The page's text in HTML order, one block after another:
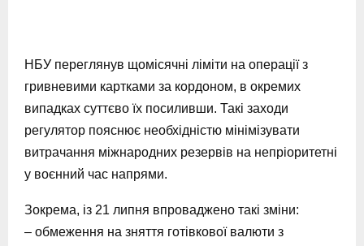
НБУ переглянув щомісячні ліміти на операції з
гривневими картками за кордоном, в окремих
випадках суттєво їх посиливши. Такі заходи
регулятор пояснює необхідністю мінімізувати
витрачання міжнародних резервів на непріоритетні
у воєнний час напрями.
Зокрема, із 21 липня впроваджено такі зміни:
– обмеження на зняття готівкової валюти з